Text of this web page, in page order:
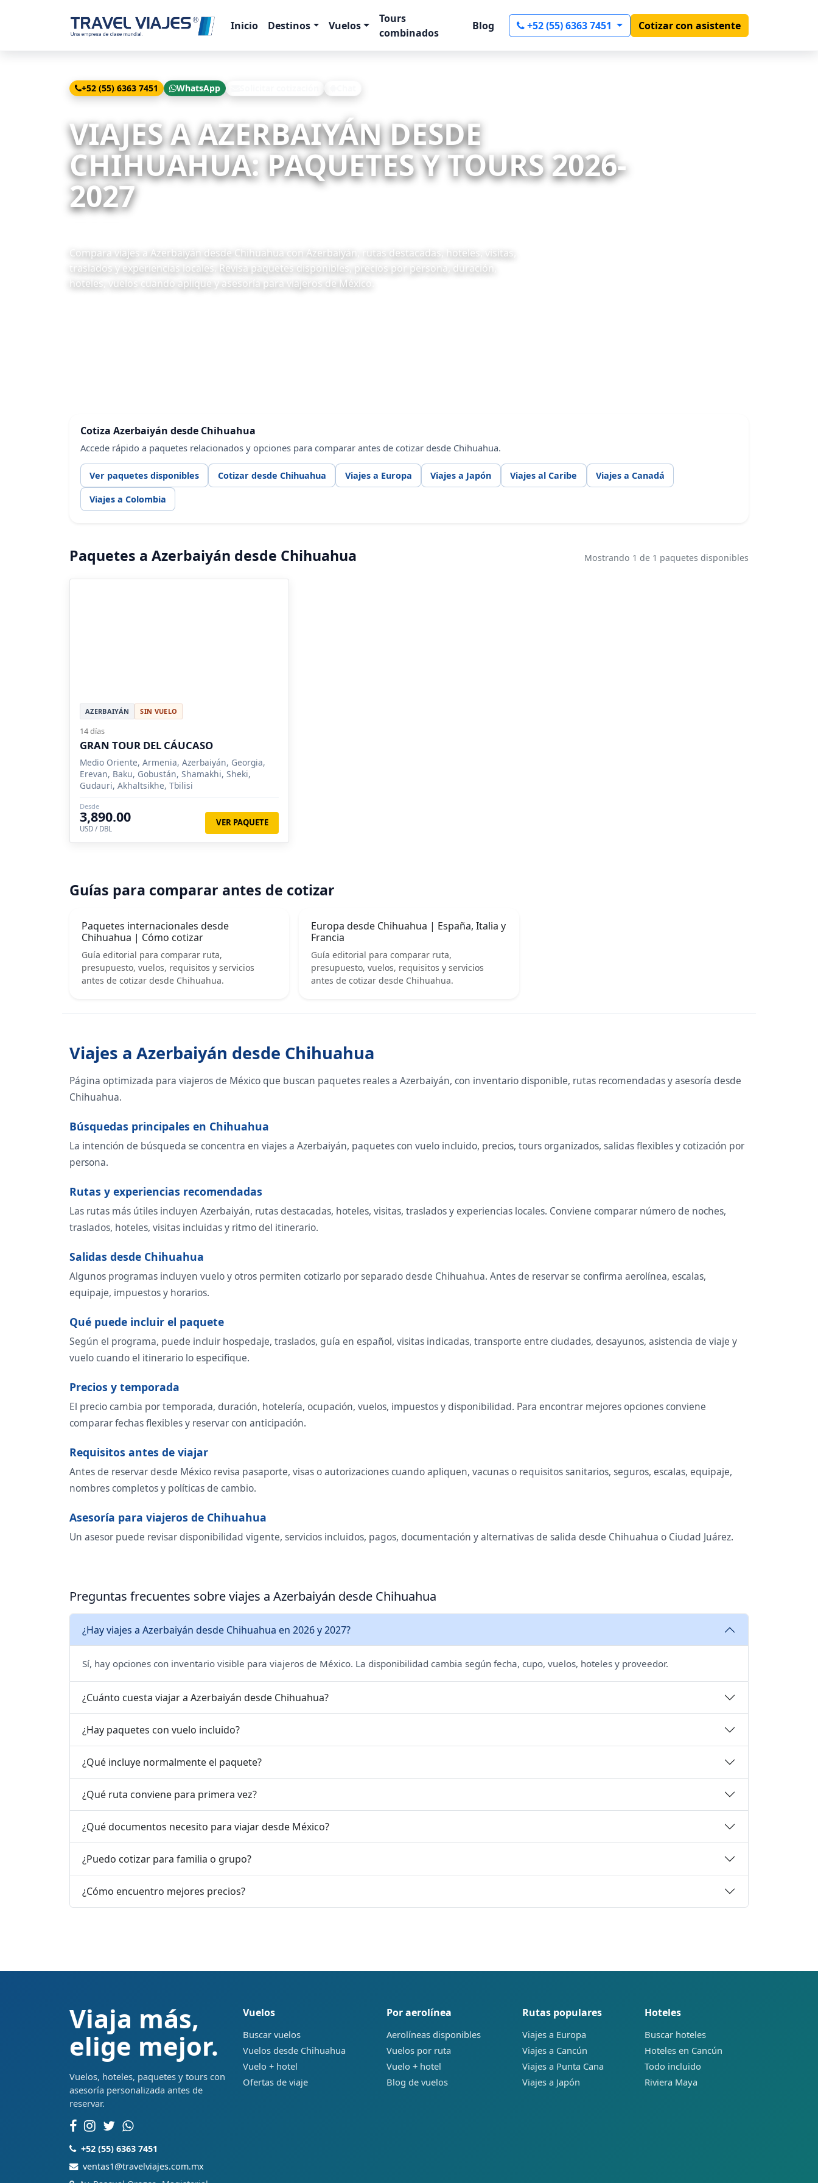
Inicio Destinos Vuelos
Tours
combinados
Blog +52 (55) 6363 7451 Cotizar con asistente
+52 (55) 6363 7451 WhatsApp
VIAJES A AZERBAIYÁN DESDE
CHIHUAHUA: PAQUETES Y TOURS 2026-
2027
Compara viajes a Azerbaiyán desde Chihuahua con Azerbaiyán, rutas destacadas, hoteles, visitas,
traslados y experiencias locales. Revisa paquetes disponibles, precios por persona, duración,
hoteles, vuelos cuando aplique y asesoría para viajeros de México.
Cotiza Azerbaiyán desde Chihuahua
Accede rápido a paquetes relacionados y opciones para comparar antes de cotizar desde Chihuahua.
Ver paquetes disponibles Cotizar desde Chihuahua Viajes a Europa Viajes a Japón Viajes al Caribe Viajes a Canadá
Viajes a Colombia
Paquetes a Azerbaiyán desde Chihuahua Mostrando 1 de 1 paquetes disponibles
AZERBAIYÁN SIN VUELO
14 días
GRAN TOUR DEL CÁUCASO
Medio Oriente, Armenia, Azerbaiyán, Georgia,
Erevan, Baku, Gobustán, Shamakhi, Sheki,
Gudauri, Akhaltsikhe, Tbilisi
Desde
3,890.00
USD / DBL
VER PAQUETE
Guías para comparar antes de cotizar
Paquetes internacionales desde
Chihuahua | Cómo cotizar
Guía editorial para comparar ruta,
presupuesto, vuelos, requisitos y servicios
antes de cotizar desde Chihuahua.
Europa desde Chihuahua | España, Italia y
Francia
Guía editorial para comparar ruta,
presupuesto, vuelos, requisitos y servicios
antes de cotizar desde Chihuahua.
Viajes a Azerbaiyán desde Chihuahua
Página optimizada para viajeros de México que buscan paquetes reales a Azerbaiyán, con inventario disponible, rutas recomendadas y asesoría desde
Chihuahua.
Búsquedas principales en Chihuahua
La intención de búsqueda se concentra en viajes a Azerbaiyán, paquetes con vuelo incluido, precios, tours organizados, salidas flexibles y cotización por
persona.
Rutas y experiencias recomendadas
Las rutas más útiles incluyen Azerbaiyán, rutas destacadas, hoteles, visitas, traslados y experiencias locales. Conviene comparar número de noches,
traslados, hoteles, visitas incluidas y ritmo del itinerario.
Salidas desde Chihuahua
Algunos programas incluyen vuelo y otros permiten cotizarlo por separado desde Chihuahua. Antes de reservar se confirma aerolínea, escalas,
equipaje, impuestos y horarios.
Qué puede incluir el paquete
Según el programa, puede incluir hospedaje, traslados, guía en español, visitas indicadas, transporte entre ciudades, desayunos, asistencia de viaje y
vuelo cuando el itinerario lo especifique.
Precios y temporada
El precio cambia por temporada, duración, hotelería, ocupación, vuelos, impuestos y disponibilidad. Para encontrar mejores opciones conviene
comparar fechas flexibles y reservar con anticipación.
Requisitos antes de viajar
Antes de reservar desde México revisa pasaporte, visas o autorizaciones cuando apliquen, vacunas o requisitos sanitarios, seguros, escalas, equipaje,
nombres completos y políticas de cambio.
Asesoría para viajeros de Chihuahua
Un asesor puede revisar disponibilidad vigente, servicios incluidos, pagos, documentación y alternativas de salida desde Chihuahua o Ciudad Juárez.
Preguntas frecuentes sobre viajes a Azerbaiyán desde Chihuahua
¿Hay viajes a Azerbaiyán desde Chihuahua en 2026 y 2027?
Sí, hay opciones con inventario visible para viajeros de México. La disponibilidad cambia según fecha, cupo, vuelos, hoteles y proveedor.
¿Cuánto cuesta viajar a Azerbaiyán desde Chihuahua?
¿Hay paquetes con vuelo incluido?
¿Qué incluye normalmente el paquete?
¿Qué ruta conviene para primera vez?
¿Qué documentos necesito para viajar desde México?
¿Puedo cotizar para familia o grupo?
¿Cómo encuentro mejores precios?
Viaja más,
elige mejor.
Vuelos, hoteles, paquetes y tours con
asesoría personalizada antes de
reservar.
+52 (55) 6363 7451
ventas1@travelviajes.com.mx
Vuelos
Buscar vuelos
Vuelos desde Chihuahua
Vuelo + hotel
Ofertas de viaje
Por aerolínea
Aerolíneas disponibles
Vuelos por ruta
Vuelo + hotel
Blog de vuelos
Rutas populares
Viajes a Europa
Viajes a Cancún
Viajes a Punta Cana
Viajes a Japón
Hoteles
Buscar hoteles
Hoteles en Cancún
Todo incluido
Riviera Maya